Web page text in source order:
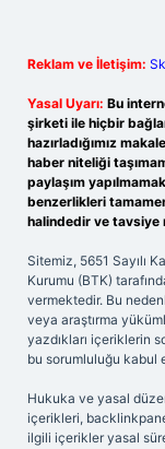
Reklam ve İletişim:
Yasal Uyarı: Bu
şirketi ile hiçbir
hazırladığımız
haber niteliği
paylaşım
benzerlikleri
halindedir ve tavsiye
Sitemiz, 5651 Sayılı
Kurumu (BTK)
vermektedir. Bu
veya araştırma
yazdıkları içeriklerin
bu sorumluluğu kabul
Hukuka ve yasal
içerikleri,
ilgili içerikler yasal